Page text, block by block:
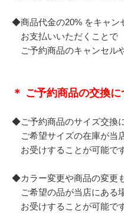
◆商品代金の20% をキャン
お支払いいただくことで
ご予約商品のキャンセル
＊ ご予約商品の交換に
◆ご予約商品のサイズ交換
ご希望サイズの在庫が当
お受けすることが可能です
◆カラー変更や商品の変更
ご希望の品が当店にある
お受けすることが可能です